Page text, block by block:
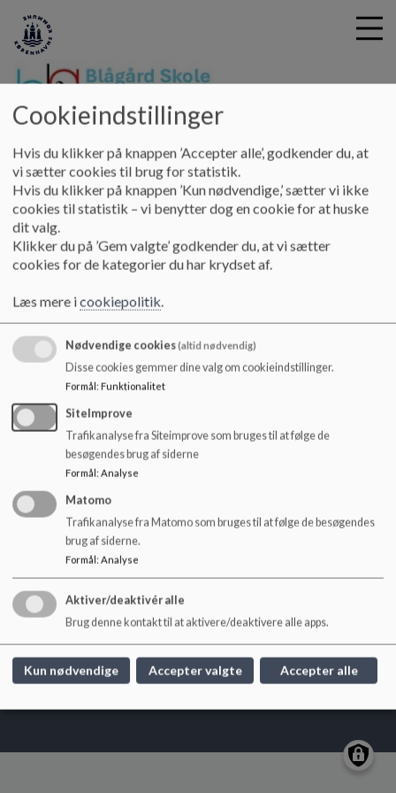
i
Blågård Skole
Skolebestyrelsen Faglig Handleplan
Faglig Handleplan
.
Dokumenter
Faglig handleplan
Blågård Skole
Hans Tavsens Gade 4, 2200 København N
blg@kk.dk
+45 3366 7700
EAN NR.
5798009376367
Tilgængelighedserklæring
Sitemap
Cookie politik
Cookieindstillinger
Hvis du klikker på knappen ’Accepter alle’, godkender du, at
vi sætter cookies til brug for statistik.
Hvis du klikker på knappen ’Kun nødvendige,’ sætter vi ikke
cookies til statistik – vi benytter dog en cookie for at huske
dit valg.
Klikker du på ’Gem valgte’ godkender du, at vi sætter
cookies for de kategorier du har krydset af.
Læs mere icookiepolitik.
Nødvendige cookies(altid nødvendig)
Disse cookies gemmer dine valg om cookieindstillinger.
Formål: Funktionalitet
SiteImprove
Trafikanalyse fra Siteimprove som bruges til at følge de
besøgendes brug af siderne
Formål: Analyse
Matomo
Trafikanalyse fra Matomo som bruges til at følge de besøgendes
brug af siderne.
Formål: Analyse
Aktiver/deaktivér alle
Brug denne kontakt til at aktivere/deaktivere alle apps.
Kun nødvendige Accepter valgte Accepter alle